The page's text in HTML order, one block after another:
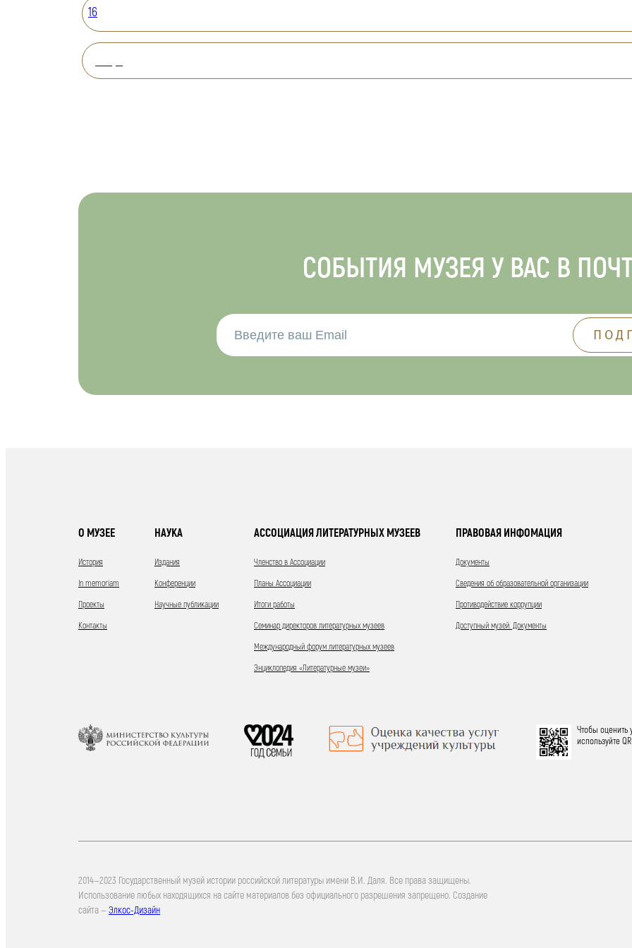
16
СОБЫТИЯ МУЗЕЯ У ВАС В
О МУЗЕЕ
История
In memoriam
Проекты
Контакты
НАУКА
Издания
Конференции
Научные публикации
АССОЦИАЦИЯ ЛИТЕРАТУРНЫХ МУЗЕЕВ
Членство в Ассоциации
Планы Ассоциации
Итоги работы
Семинар директоров литературных музеев
Международный форум литературных музеев
Энциклопедия «Литературные музеи»
ПРАВОВАЯ ИНФОМАЦИЯ
Документы
Сведения об образовательной организации
Противодействие коррупции
Доступный музей. Документы
Чтобы оценить
используйте
2014—2023 Государственный музей истории российской литературы имени В.И. Даля. Все права защищены.
Использование любых находящихся на сайте материалов без официального разрешения запрещено. Создание
сайта — Элкос-Дизайн